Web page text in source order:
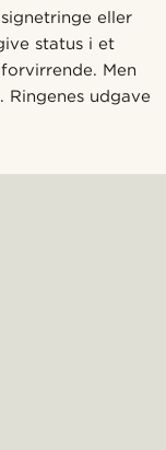
eller
status i et
Men
udgave